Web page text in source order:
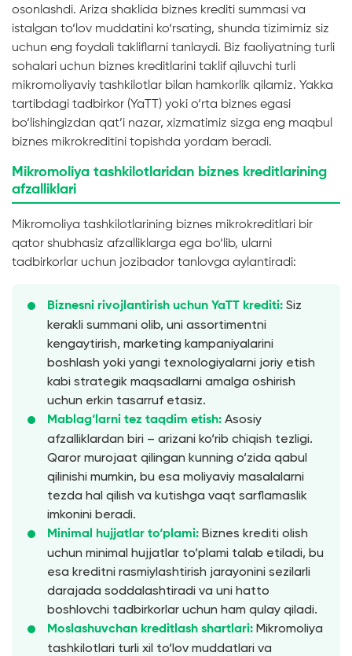
osonlashdi. Ariza shaklida biznes krediti summasi va
istalgan to‘lov muddatini ko‘rsating, shunda tizimimiz siz
uchun eng foydali takliflarni tanlaydi. Biz faoliyatning turli
sohalari uchun biznes kreditlarini taklif qiluvchi turli
mikromoliyaviy tashkilotlar bilan hamkorlik qilamiz. Yakka
tartibdagi tadbirkor (YaTT) yoki o‘rta biznes egasi
bo‘lishingizdan qat’i nazar, xizmatimiz sizga eng maqbul
biznes mikrokreditini topishda yordam beradi.
Mikromoliya tashkilotlaridan biznes kreditlarining
afzalliklari
Mikromoliya tashkilotlarining biznes mikrokreditlari bir
qator shubhasiz afzalliklarga ega bo‘lib, ularni
tadbirkorlar uchun jozibador tanlovga aylantiradi:
Biznesni rivojlantirish uchun YaTT krediti: Siz
kerakli summani olib, uni assortimentni
kengaytirish, marketing kampaniyalarini
boshlash yoki yangi texnologiyalarni joriy etish
kabi strategik maqsadlarni amalga oshirish
uchun erkin tasarruf etasiz.
Mablag‘larni tez taqdim etish: Asosiy
afzalliklardan biri – arizani ko‘rib chiqish tezligi.
Qaror murojaat qilingan kunning o‘zida qabul
qilinishi mumkin, bu esa moliyaviy masalalarni
tezda hal qilish va kutishga vaqt sarflamaslik
imkonini beradi.
Minimal hujjatlar to‘plami: Biznes krediti olish
uchun minimal hujjatlar to‘plami talab etiladi, bu
esa kreditni rasmiylashtirish jarayonini sezilarli
darajada soddalashtiradi va uni hatto
boshlovchi tadbirkorlar uchun ham qulay qiladi.
Moslashuvchan kreditlash shartlari: Mikromoliya
tashkilotlari turli xil to‘lov muddatlari va